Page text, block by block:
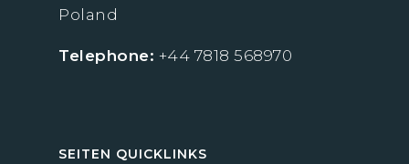
Poland
Telephone: +44 7818 568970
SEITEN QUICKLINKS